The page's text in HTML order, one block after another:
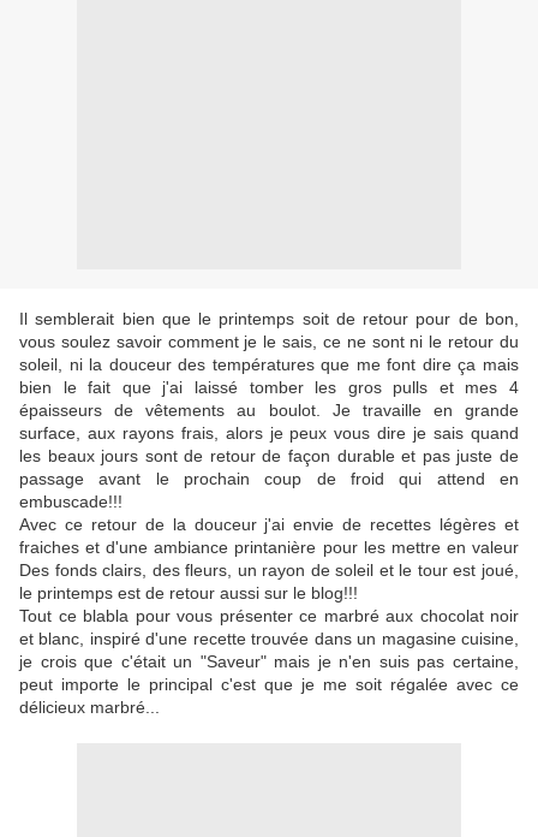
Il semblerait bien que le printemps soit de retour pour de bon,
vous soulez savoir comment je le sais, ce ne sont ni le retour du
soleil, ni la douceur des températures que me font dire ça mais
bien le fait que j'ai laissé tomber les gros pulls et mes 4
épaisseurs de vêtements au boulot. Je travaille en grande
surface, aux rayons frais, alors je peux vous dire je sais quand
les beaux jours sont de retour de façon durable et pas juste de
passage avant le prochain coup de froid qui attend en
embuscade!!!
Avec ce retour de la douceur j'ai envie de recettes légères et
fraiches et d'une ambiance printanière pour les mettre en valeur
Des fonds clairs, des fleurs, un rayon de soleil et le tour est joué,
le printemps est de retour aussi sur le blog!!!
Tout ce blabla pour vous présenter ce marbré aux chocolat noir
et blanc, inspiré d'une recette trouvée dans un magasine cuisine,
je crois que c'était un "Saveur" mais je n'en suis pas certaine,
peut importe le principal c'est que je me soit régalée avec ce
délicieux marbré...